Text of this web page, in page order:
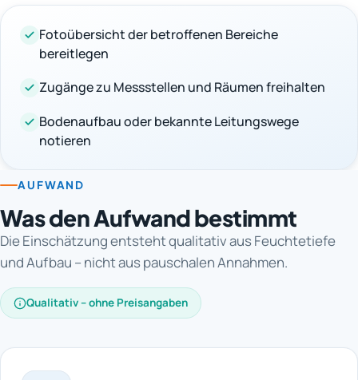
Fotoübersicht der betroffenen Bereiche
bereitlegen
Zugänge zu Messstellen und Räumen freihalten
Bodenaufbau oder bekannte Leitungswege
notieren
AUFWAND
Was den Aufwand bestimmt
Die Einschätzung entsteht qualitativ aus Feuchtetiefe
und Aufbau – nicht aus pauschalen Annahmen.
Qualitativ – ohne Preisangaben